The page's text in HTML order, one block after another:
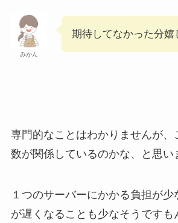
みかん
期待してなかった分嬉
専門的なことはわかりませんが、
数が関係しているのかな、と思い
１つのサーバーにかかる負担が少
が遅くなることも少なそうですも